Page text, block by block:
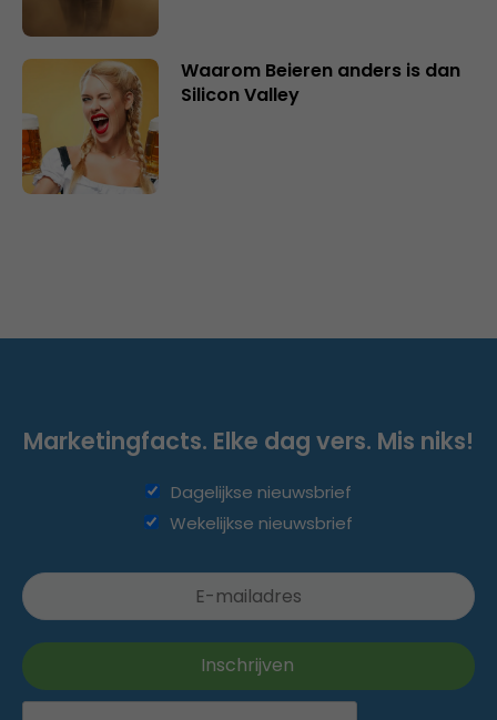
Waarom Beieren anders is dan
Silicon Valley
Marketingfacts. Elke dag vers. Mis niks!
Dagelijkse nieuwsbrief
Wekelijkse nieuwsbrief